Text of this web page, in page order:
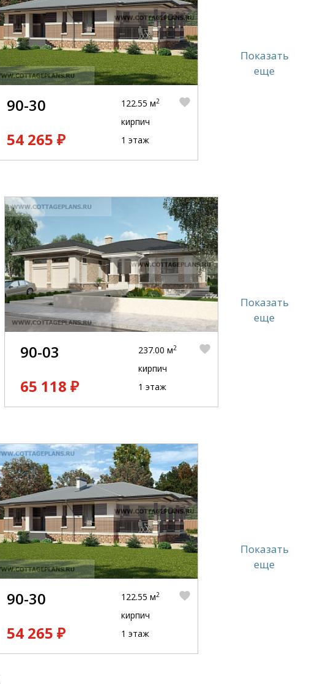
90-30
54 265 ₽
122.55 м2
кирпич
1 этаж
Показать
еще
90-03
65 118 ₽
237.00 м2
кирпич
1 этаж
Показать
еще
90-30
54 265 ₽
122.55 м2
кирпич
1 этаж
Показать
еще